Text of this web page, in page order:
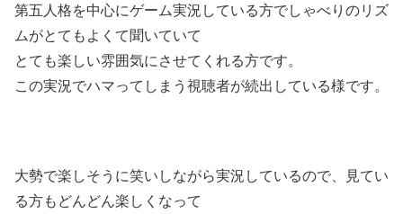
第五人格を中心にゲーム実況している方でしゃべりのリズ
ムがとてもよくて聞いていて
とても楽しい雰囲気にさせてくれる方です。
この実況でハマってしまう視聴者が続出している様です。
大勢で楽しそうに笑いしながら実況しているので、見てい
る方もどんどん楽しくなって